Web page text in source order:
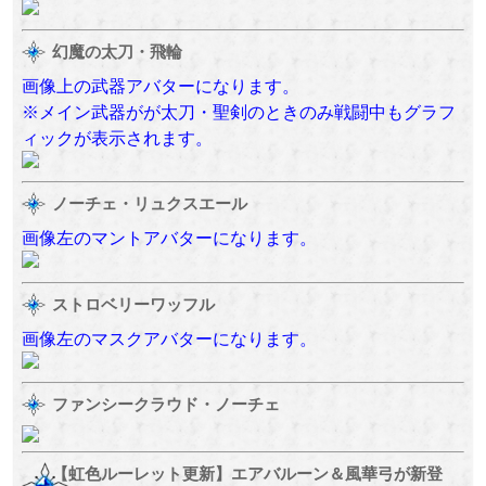
幻魔の太刀・飛輪
画像上の武器アバターになります。
※メイン武器がが太刀・聖剣のときのみ戦闘中もグラフ
ィックが表示されます。
ノーチェ・リュクスエール
画像左のマントアバターになります。
ストロベリーワッフル
画像左のマスクアバターになります。
ファンシークラウド・ノーチェ
【虹色ルーレット更新】エアバルーン＆風華弓が新登